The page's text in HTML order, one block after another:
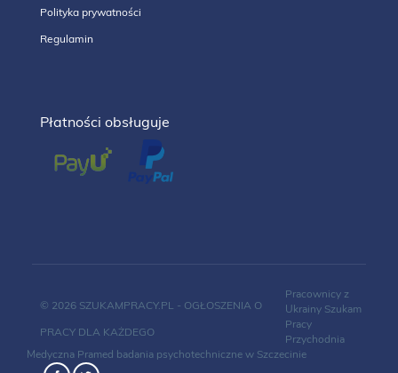
Polityka prywatności
Regulamin
Płatności obsługuje
© 2026 SZUKAMPRACY.PL - OGŁOSZENIA O
PRACY DLA KAŻDEGO
Pracownicy z
Ukrainy Szukam
Pracy
Przychodnia
Medyczna Pramed badania psychotechniczne w Szczecinie